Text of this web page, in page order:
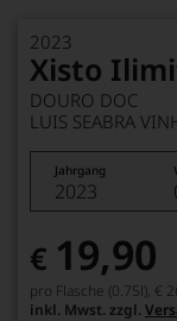
2023
Xisto
DOURO DOC
LUIS SEABRA
Jahrgang
2023
€ 19,90
pro Flasche (0.75l), €
inkl. Mwst. zzgl.